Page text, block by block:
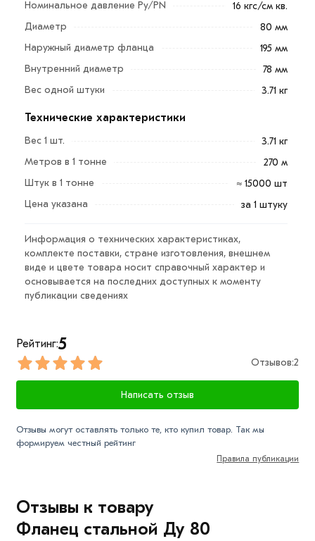
требованиями ГОСТ 12820-80.
прокладке трубопроводов следующего
назначения:
для нефтегазовой промышленности;
для химической и фармацевтической
промышленности;
для энергетической отрасли и т.д.
Дополнительный важный момент – качество и
станет залогом надежности и производительности
всего трубопровода, независимо от его назначения.
Для приобретения данной позиции, кликните мышкой
«Добавить в корзину»
Условия доставки и цена на товар Фланец стальной
Москве и области. Наши профессиональные
менеджеры обработают заказ и свяжутся с Вами для
согласования условий доставки или самовывоза.
Данний товар от производителя сертифицирован,
обязательно).
Номинальное давление Ру/PN
16 кгс/см кв.
Диаметр
80 мм
Наружный диаметр фланца
195 мм
Внутренний диаметр
78 мм
Вес одной штуки
3.71 кг
Технические характеристики
Вес 1 шт.
3.71 кг
Метров в 1 тонне
270 м
Штук в 1 тонне
≈ 15000 шт
Цена указана
за 1 штуку
Информация о технических характеристиках,
комплекте поставки, стране изготовления, внешнем
виде и цвете товара носит справочный характер и
основывается на последних доступных к моменту
публикации сведениях
Отзывы к товару
Фланец стальной Ду 80
Рейтинг:5
Отзывов:2
Написать отзыв
Отзывы могут оставлять только те, кто купил товар. Так мы
формируем честный рейтинг
Правила публикации